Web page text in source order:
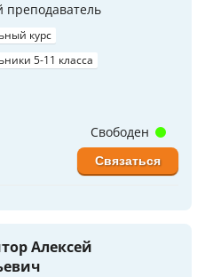
преподаватель
курс
5-11 класса
Свободен
Связаться
Алексей